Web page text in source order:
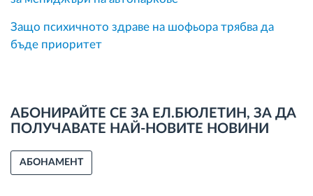
Защо психичното здраве на шофьора трябва да
бъде приоритет
АБОНИРАЙТЕ СЕ ЗА ЕЛ.БЮЛЕТИН, ЗА ДА
ПОЛУЧАВАТЕ НАЙ-НОВИТЕ НОВИНИ
АБОНАМЕНТ